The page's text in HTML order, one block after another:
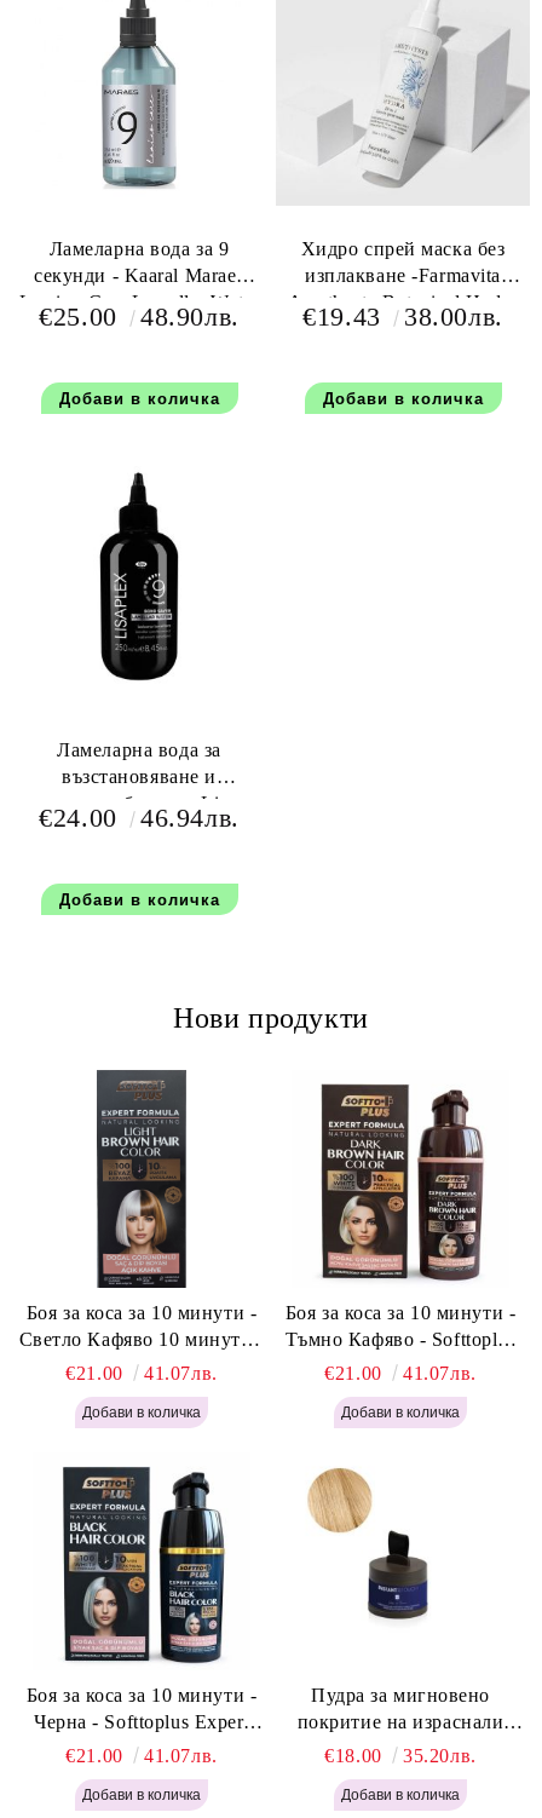
Ламеларна вода за 9
секунди - Kaaral Maraes
Lamino Care Lamellar Water
Balm 250 мл
€25.00 48.90лв.
Хидро спрей маска без
изплакване -Farmavita
Amethyste Botanical Hydra
10in1 Leave in Mask 150 мл
€19.43 38.00лв.
Ламеларна вода за
възстановяване и
мигновен блясък - Lisap
Lisaplex ™ Bond Saver
€24.00 46.94лв.
Нови продукти
Боя за коса за 10 минути -
Светло Кафяво 10 минути -
Softtoplus Expert Woman
Light Brown 400мл
€21.00 41.07лв.
Боя за коса за 10 минути -
Тъмно Кафяво - Softtoplus
Expert Woman Dark Brown
400 мл
€21.00 41.07лв.
Боя за коса за 10 минути -
Черна - Softtoplus Expert
Woman Black 400мл
€21.00 41.07лв.
Пудра за мигновено
покритие на израснали
корени Светло Русо - Labor
Pro Instant Retouch Powder -
Light Blonde H646
€18.00 35.20лв.